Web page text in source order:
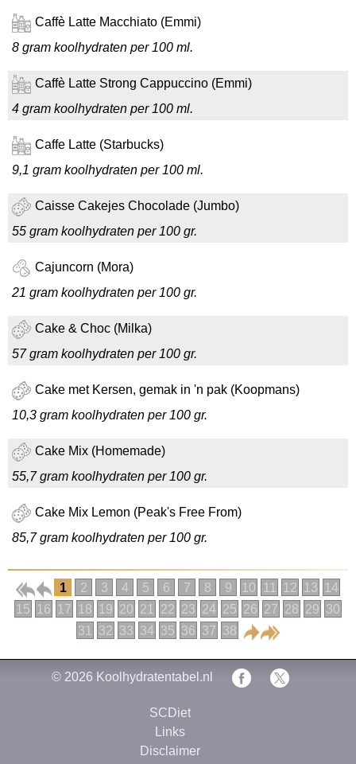
Caffè Latte Macchiato (Emmi)
8 gram koolhydraten per 100 ml.
Caffè Latte Strong Cappuccino (Emmi)
4 gram koolhydraten per 100 ml.
Caffe Latte (Starbucks)
9,1 gram koolhydraten per 100 ml.
Caisse Cakejes Chocolade (Jumbo)
55 gram koolhydraten per 100 gr.
Cajuncorn (Mora)
21 gram koolhydraten per 100 gr.
Cake & Choc (Milka)
57 gram koolhydraten per 100 gr.
Cake met Kersen, gemak in 'n pak (Koopmans)
10,3 gram koolhydraten per 100 gr.
Cake Mix (Homemade)
55,7 gram koolhydraten per 100 gr.
Cake Mix Lemon (Peak's Free From)
85,7 gram koolhydraten per 100 gr.
1 2 3 4 5 6 7 8 9 10 11 12 13
14
15
16 17 18 19 20 21 22 23 24 25 26 27 28 29 30
31
32 33 34 35 36 37 38
© 2026 Koolhydratentabel.nl
SCDiet
Links
Disclaimer